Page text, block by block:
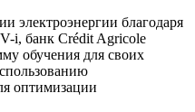
электроэнергии благодаря
i, банк Crédit Agricole
обучения для своих
оптимизации